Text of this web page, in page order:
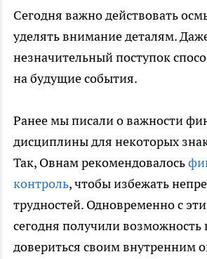
Сегодня важно действовать
уделять внимание деталям.
незначительный поступок
на будущие события.
Ранее мы писали о важности
дисциплины для некоторых
Так, Овнам рекомендовалось
контроль, чтобы избежать
трудностей. Одновременно с
сегодня получили возможность
довериться своим внутренним